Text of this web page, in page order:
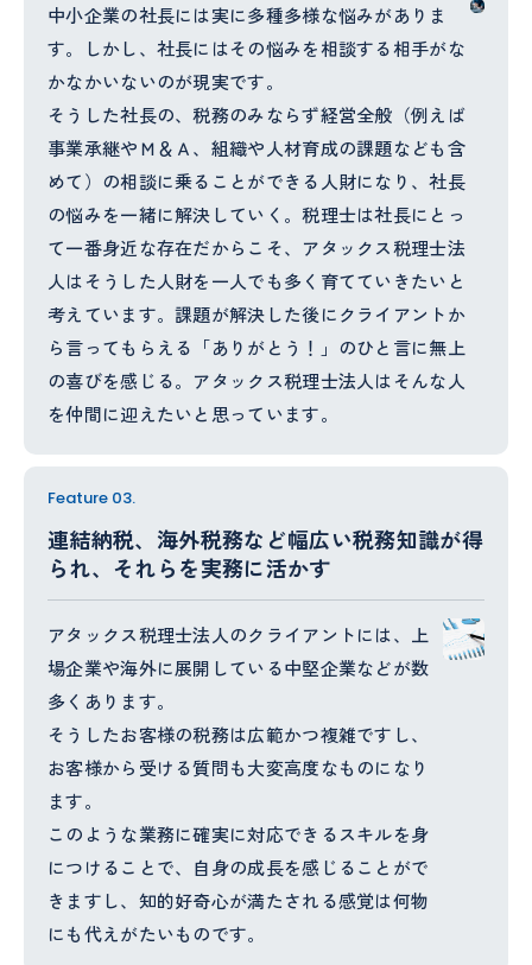
中小企業の社長には実に多種多様な悩みがありま
す。しかし、社長にはその悩みを相談する相手がな
かなかいないのが現実です。
そうした社長の、税務のみならず経営全般（例えば
事業承継やＭ＆Ａ、組織や人材育成の課題なども含
めて）の相談に乗ることができる人財になり、社長
の悩みを一緒に解決していく。税理士は社長にとっ
て一番身近な存在だからこそ、アタックス税理士法
人はそうした人財を一人でも多く育てていきたいと
考えています。課題が解決した後にクライアントか
ら言ってもらえる「ありがとう！」のひと言に無上
の喜びを感じる。アタックス税理士法人はそんな人
を仲間に迎えたいと思っています。
Feature 03.
連結納税、海外税務など幅広い税務知識が得
られ、それらを実務に活かす
アタックス税理士法人のクライアントには、上
場企業や海外に展開している中堅企業などが数
多くあります。
そうしたお客様の税務は広範かつ複雑ですし、
お客様から受ける質問も大変高度なものになり
ます。
このような業務に確実に対応できるスキルを身
につけることで、自身の成長を感じることがで
きますし、知的好奇心が満たされる感覚は何物
にも代えがたいものです。